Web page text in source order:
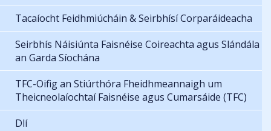
Tacaíocht Feidhmiúcháin & Seirbhísí Corparáideacha
Seirbhís Náisiúnta Faisnéise Coireachta agus Slándála
an Garda Síochána
TFC-Oifig an Stiúrthóra Fheidhmeannaigh um
Theicneolaíochtaí Faisnéise agus Cumarsáide (TFC)
Dlí